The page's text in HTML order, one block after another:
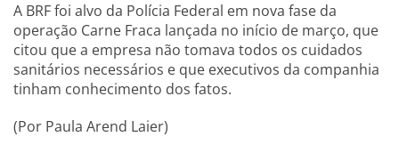
A BRF foi alvo da Polícia Federal em nova fase da
operação Carne Fraca lançada no início de março, que
citou que a empresa não tomava todos os cuidados
sanitários necessários e que executivos da companhia
tinham conhecimento dos fatos.
(Por Paula Arend Laier)